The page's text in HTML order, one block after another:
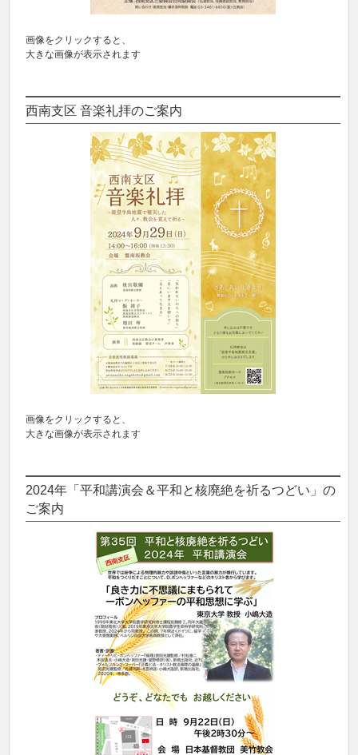
画像をクリックすると、
大きな画像が表示されます
西南支区 音楽礼拝のご案内
画像をクリックすると、
大きな画像が表示されます
2024年「平和講演会＆平和と核廃絶を祈るつどい」の
ご案内